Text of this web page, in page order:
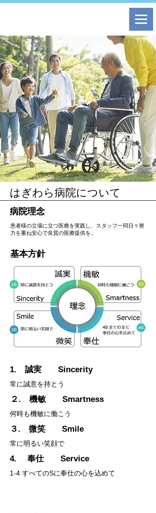
はぎわら病院について
病院理念
患者様の立場に立つ医療を実践し、スタッフ一同日々努
力を重ね安心で良質の医療提供を。
​基本方針
1. 誠実 Sincerity
常に誠意を持とう
２. 機敏 Smartness
何時も機敏に働こう
３. 微笑 Smile
​常に明るい笑顔で
4. 奉仕 Service
1-4 すべてのSに奉仕の心を込めて